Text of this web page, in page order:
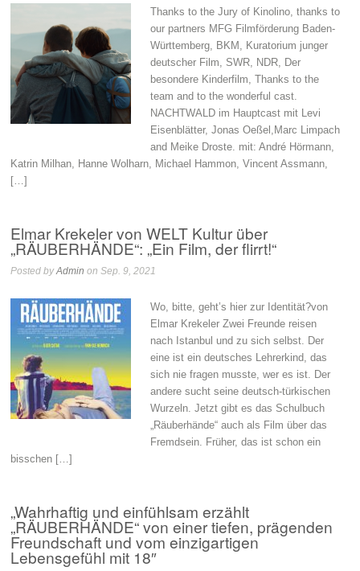
Thanks to the Jury of Kinolino, thanks to
our partners MFG Filmförderung Baden-
Württemberg, BKM, Kuratorium junger
deutscher Film, SWR, NDR, Der
besondere Kinderfilm, Thanks to the
team and to the wonderful cast.
NACHTWALD im Hauptcast mit Levi
Eisenblätter, Jonas Oeßel,Marc Limpach
and Meike Droste. mit: André Hörmann,
Katrin Milhan, Hanne Wolharn, Michael Hammon, Vincent Assmann,
[…]
Elmar Krekeler von WELT Kultur über
„RÄUBERHÄNDE“: „Ein Film, der flirrt!“
Posted byAdmin on Sep. 9, 2021
Wo, bitte, geht’s hier zur Identität?von
Elmar Krekeler Zwei Freunde reisen
nach Istanbul und zu sich selbst. Der
eine ist ein deutsches Lehrerkind, das
sich nie fragen musste, wer es ist. Der
andere sucht seine deutsch-türkischen
Wurzeln. Jetzt gibt es das Schulbuch
„Räuberhände“ auch als Film über das
Fremdsein. Früher, das ist schon ein
bisschen […]
„Wahrhaftig und einfühlsam erzählt
„RÄUBERHÄNDE“ von einer tiefen, prägenden
Freundschaft und vom einzigartigen
Lebensgefühl mit 18″